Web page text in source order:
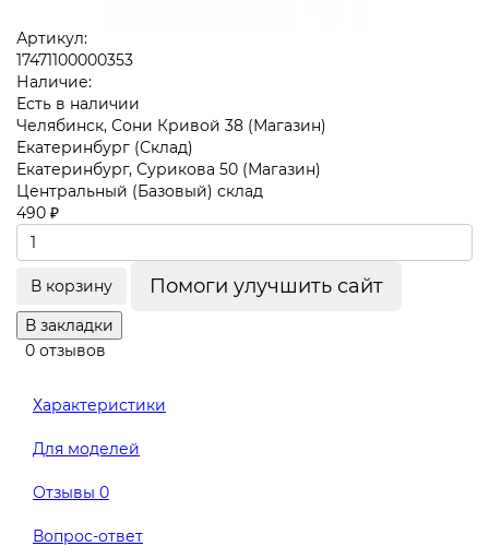
Артикул:
17471100000353
Наличие:
Есть в наличии
Челябинск, Сони Кривой 38 (Магазин)
Екатеринбург (Склад)
Екатеринбург, Сурикова 50 (Магазин)
Центральный (Базовый) склад
490 ₽
В корзину Помоги улучшить сайт
В закладки
0 отзывов
Характеристики
Для моделей
Отзывы 0
Вопрос-ответ